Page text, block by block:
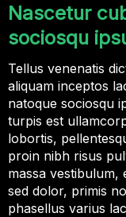
Nascetur
sociosqu
Tellus venenatis
aliquam inceptos
natoque sociosqu
turpis est
lobortis,
proin nibh risus
massa vestibulum,
sed dolor, primis
phasellus varius